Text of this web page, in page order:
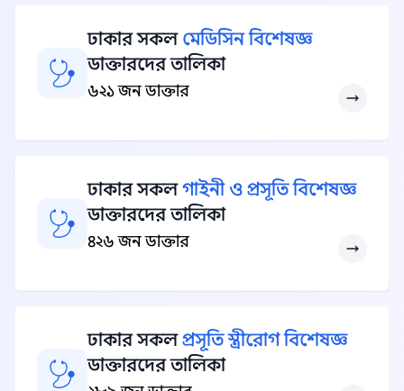
ঢাকার সকল মেডিসিন বিশেষজ্ঞ
ডাক্তারদের তালিকা
৬২১ জন ডাক্তার
ঢাকার সকলগাইনী ও প্রসূতি বিশেষজ্ঞ
ডাক্তারদের তালিকা
৪২৬ জন ডাক্তার
ঢাকার সকলপ্রসূতি স্ত্রীরোগ বিশেষজ্ঞ
ডাক্তারদের তালিকা